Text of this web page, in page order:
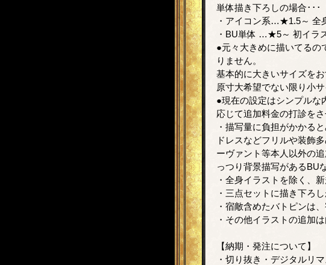
単体描き下ろしの場合･･･
・アイコン系…★1.5～ 全
・BU単体 …★5～ 初イラ
●元々大きめに描いてるの
りません。
基本的に大きいサイズを
原寸大希望でない限り小サ
●現在の設定はシンプルな
応じて追加料金の打診をさ
・描写量に負担がかかる
ドレスなどフリルや装飾
ーヴァント等本人以外の
っつり背景描写があるBU
・全身イラストを除く、
・三点セットに描き下ろ
・宿敵含めたバトピンは
・その他イラストの追加
【納期・発注について】
・切り抜き・デジタルリ